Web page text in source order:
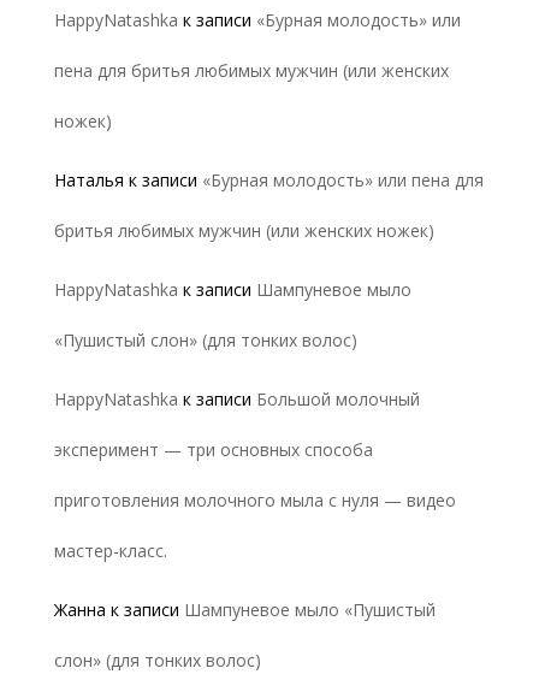
HappyNatashka к записи «Бурная молодость» или
пена для бритья любимых мужчин (или женских
ножек)
Наталья к записи «Бурная молодость» или пена для
бритья любимых мужчин (или женских ножек)
HappyNatashka к записи Шампуневое мыло
«Пушистый слон» (для тонких волос)
HappyNatashka к записи Большой молочный
эксперимент — три основных способа
приготовления молочного мыла с нуля — видео
мастер-класс.
Жанна к записи Шампуневое мыло «Пушистый
слон» (для тонких волос)